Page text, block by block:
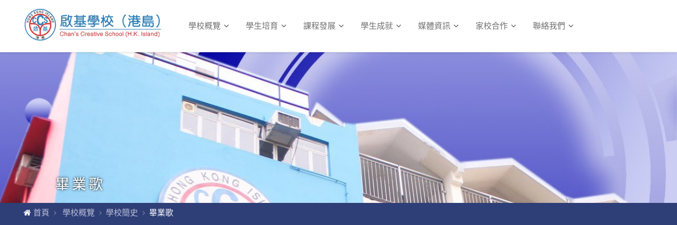
學校概覽 學生培育 課程發展 學生成就 媒體資訊 家校合作 聯絡我們
畢業歌
首頁 學校概覽 學校簡史 畢業歌